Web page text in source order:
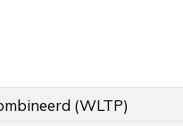
(WLTP)